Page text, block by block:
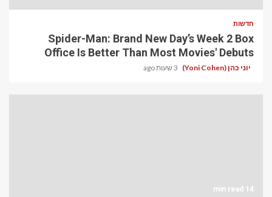
חדשות
Spider-Man: Brand New Day’s Week 2 Box
Office Is Better Than Most Movies' Debuts
יוני כהן (Yoni Cohen) 3 שעות ago
14 min read